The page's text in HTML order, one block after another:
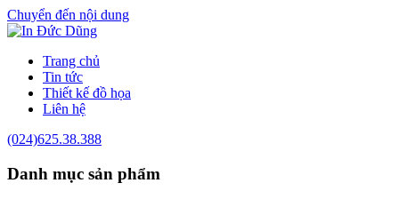
Chuyển đến nội dung
Trang chủ
Tin tức
Thiết kế đồ họa
Liên hệ
(024)625.38.388
Danh mục sản phẩm